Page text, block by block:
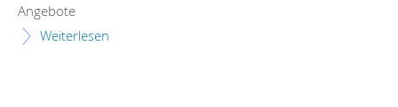
Angebote
Weiterlesen